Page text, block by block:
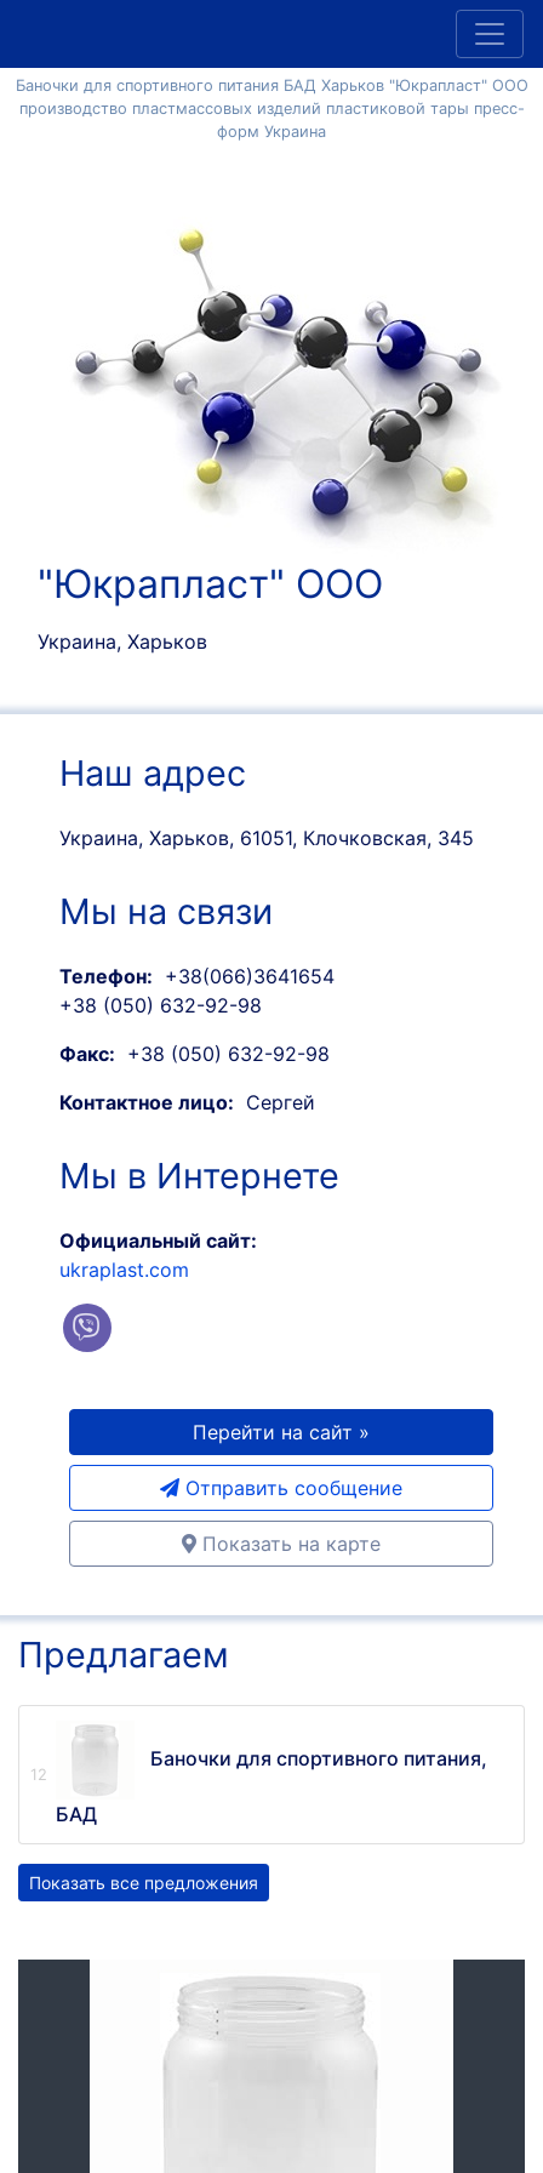
Баночки для спортивного питания БАД Харьков "Юкрапласт" ООО
производство пластмассовых изделий пластиковой тары пресс-
форм Украина
"Юкрапласт" ООО
Украина, Харьков
Наш адрес
Украина, Харьков, 61051, Клочковская, 345
Мы на связи
Телефон: +38(066)3641654
+38 (050) 632-92-98
Факс: +38 (050) 632-92-98
Контактное лицо: Сергей
Мы в Интернете
Официальный сайт:
ukraplast.com
Перейти на сайт »
Отправить сообщение
Показать на карте
Предлагаем
Баночки для спортивного питания,
БАД
Показать все предложения